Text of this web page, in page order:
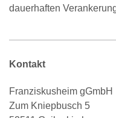
dauerhaften
Kontakt
Franziskusheim gGmbH
Zum Kniepbusch 5